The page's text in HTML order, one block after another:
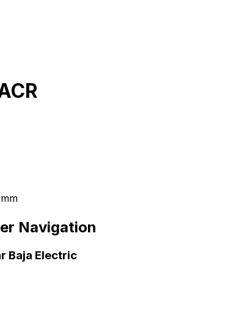
Navigation
Baja Electric